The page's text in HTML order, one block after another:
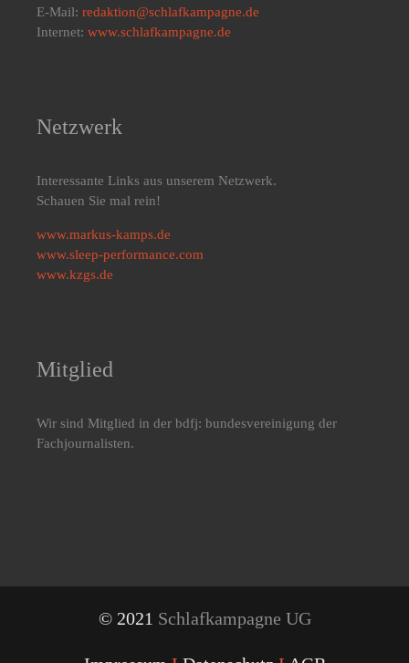
E-Mail: redaktion@schlafkampagne.de
Internet: www.schlafkampagne.de
Netzwerk
Interessante Links aus unserem Netzwerk.
Schauen Sie mal rein!
www.markus-kamps.de
www.sleep-performance.com
www.kzgs.de
Mitglied
Wir sind Mitglied in der bdfj: bundesvereinigung der
Fachjournalisten.
© 2021 Schlafkampagne UG